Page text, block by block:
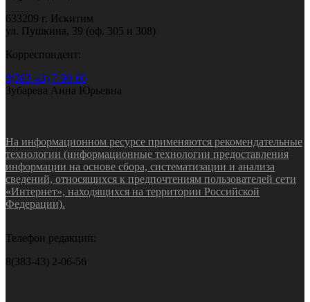
633209 г. Искитим
ул. Пушкина, 39 (оф. 305 и 308)
Корреспондент:
8(383-43) 7-90-60
Зубарева Анна Юрьевна
На информационном ресурсе применяются рекомендательные
технологии (информационные технологии предоставления
информации на основе сбора, систематизации и анализа
сведений, относящихся к предпочтениям пользователей сети
«Интернет», находящихся на территории Российской
Федерации).
Телефон редакции:
8(383-43) 2-06-56